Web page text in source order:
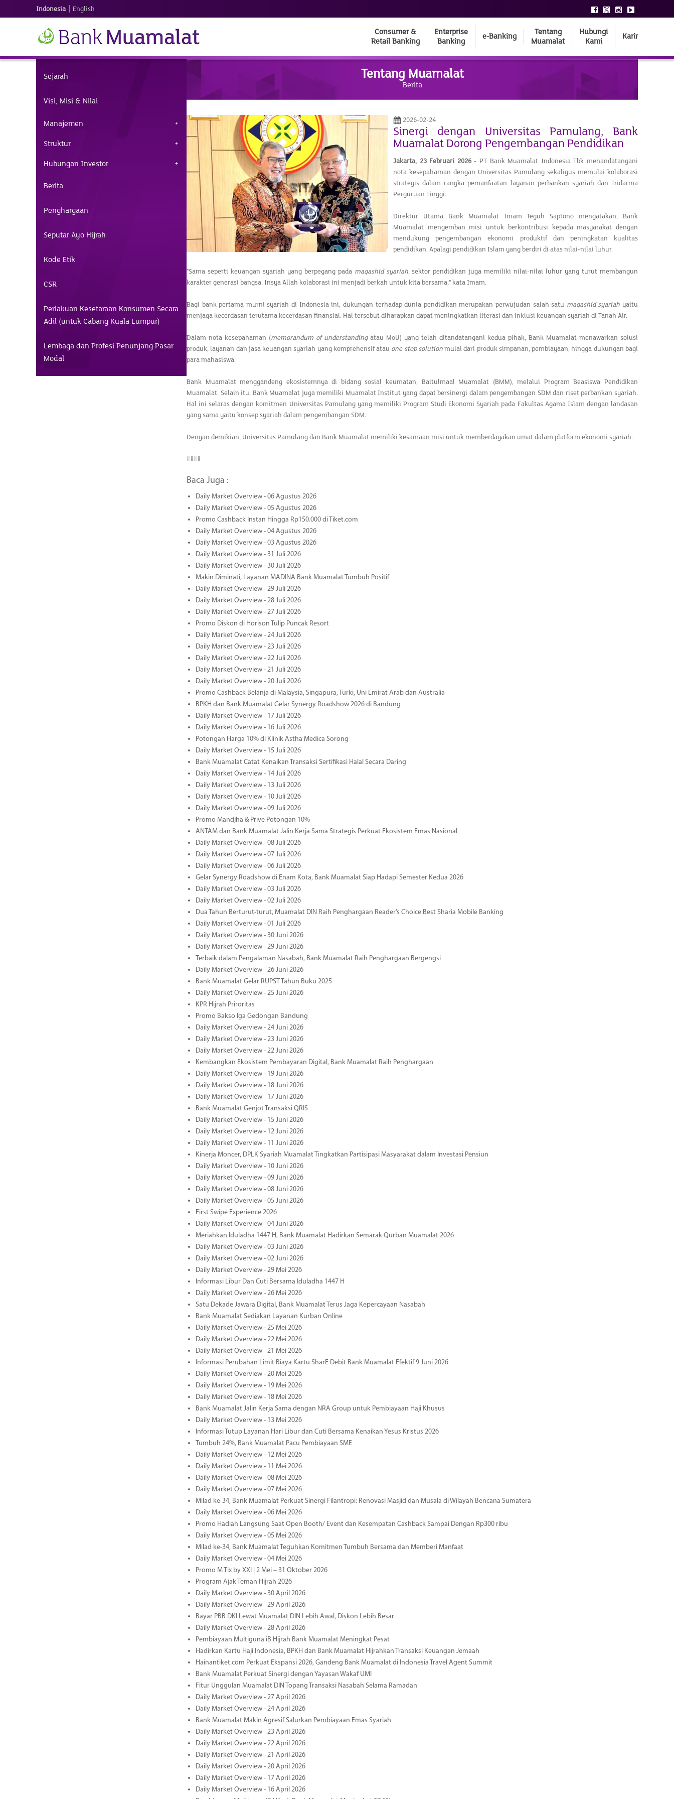
Indonesia | English
Consumer &
Retail Banking
Enterprise
Banking
e-Banking
Tentang
Muamalat
Hubungi
Kami
Karir
Sejarah
Visi, Misi & Nilai
Manajemen
Struktur
Hubungan Investor
Berita
Penghargaan
Seputar Ayo Hijrah
Kode Etik
CSR
Perlakuan Kesetaraan Konsumen Secara
Adil (untuk Cabang Kuala Lumpur)
Lembaga dan Profesi Penunjang Pasar
Modal
Tentang Muamalat
Berita
2026-02-24
Sinergi dengan Universitas Pamulang, Bank
Muamalat Dorong Pengembangan Pendidikan
Jakarta, 23 Februari 2026- PT Bank Muamalat Indonesia Tbk menandatangani
nota kesepahaman dengan Universitas Pamulang sekaligus memulai kolaborasi
strategis dalam rangka pemanfaatan layanan perbankan syariah dan Tridarma
Perguruan Tinggi.
Direktur Utama Bank Muamalat Imam Teguh Saptono mengatakan, Bank
Muamalat mengemban misi untuk berkontribusi kepada masyarakat dengan
mendukung pengembangan ekonomi produktif dan peningkatan kualitas
pendidikan. Apalagi pendidikan Islam yang berdiri di atas nilai-nilai luhur.
"Sama seperti keuangan syariah yang berpegang pada maqashid syariah, sektor pendidikan juga memiliki nilai-nilai luhur yang turut membangun
karakter generasi bangsa. Insya Allah kolaborasi ini menjadi berkah untuk kita bersama," kata Imam.
Bagi bank pertama murni syariah di Indonesia ini, dukungan terhadap dunia pendidikan merupakan perwujudan salah satu maqashid syariah yaitu
menjaga kecerdasan terutama kecerdasan finansial. Hal tersebut diharapkan dapat meningkatkan literasi dan inklusi keuangan syariah di Tanah Air.
Dalam nota kesepahaman (memorandum of understandingatau MoU) yang telah ditandatangani kedua pihak, Bank Muamalat menawarkan solusi
produk, layanan dan jasa keuangan syariah yang komprehensif atau one stop solutionmulai dari produk simpanan, pembiayaan, hingga dukungan bagi
para mahasiswa.
Bank Muamalat menggandeng ekosistemnya di bidang sosial keumatan, Baitulmaal Muamalat (BMM), melalui Program Beasiswa Pendidikan
Muamalat. Selain itu, Bank Muamalat juga memiliki Muamalat Institut yang dapat bersinergi dalam pengembangan SDM dan riset perbankan syariah.
Hal ini selaras dengan komitmen Universitas Pamulang yang memiliki Program Studi Ekonomi Syariah pada Fakultas Agama Islam dengan landasan
yang sama yaitu konsep syariah dalam pengembangan SDM.
Dengan demikian, Universitas Pamulang dan Bank Muamalat memiliki kesamaan misi untuk memberdayakan umat dalam platform ekonomi syariah.
####
Baca Juga :
Daily Market Overview - 06 Agustus 2026
Daily Market Overview - 05 Agustus 2026
Promo Cashback Instan Hingga Rp150.000 di Tiket.com
Daily Market Overview - 04 Agustus 2026
Daily Market Overview - 03 Agustus 2026
Daily Market Overview - 31 Juli 2026
Daily Market Overview - 30 Juli 2026
Makin Diminati, Layanan MADINA Bank Muamalat Tumbuh Positif
Daily Market Overview - 29 Juli 2026
Daily Market Overview - 28 Juli 2026
Daily Market Overview - 27 Juli 2026
Promo Diskon di Horison Tulip Puncak Resort
Daily Market Overview - 24 Juli 2026
Daily Market Overview - 23 Juli 2026
Daily Market Overview - 22 Juli 2026
Daily Market Overview - 21 Juli 2026
Daily Market Overview - 20 Juli 2026
Promo Cashback Belanja di Malaysia, Singapura, Turki, Uni Emirat Arab dan Australia
BPKH dan Bank Muamalat Gelar Synergy Roadshow 2026 di Bandung
Daily Market Overview - 17 Juli 2026
Daily Market Overview - 16 Juli 2026
Potongan Harga 10% di Klinik Astha Medica Sorong
Daily Market Overview - 15 Juli 2026
Bank Muamalat Catat Kenaikan Transaksi Sertifikasi Halal Secara Daring
Daily Market Overview - 14 Juli 2026
Daily Market Overview - 13 Juli 2026
Daily Market Overview - 10 Juli 2026
Daily Market Overview - 09 Juli 2026
Promo Mandjha & Prive Potongan 10%
ANTAM dan Bank Muamalat Jalin Kerja Sama Strategis Perkuat Ekosistem Emas Nasional
Daily Market Overview - 08 Juli 2026
Daily Market Overview - 07 Juli 2026
Daily Market Overview - 06 Juli 2026
Gelar Synergy Roadshow di Enam Kota, Bank Muamalat Siap Hadapi Semester Kedua 2026
Daily Market Overview - 03 Juli 2026
Daily Market Overview - 02 Juli 2026
Dua Tahun Berturut-turut, Muamalat DIN Raih Penghargaan Reader’s Choice Best Sharia Mobile Banking
Daily Market Overview - 01 Juli 2026
Daily Market Overview - 30 Juni 2026
Daily Market Overview - 29 Juni 2026
Terbaik dalam Pengalaman Nasabah, Bank Muamalat Raih Penghargaan Bergengsi
Daily Market Overview - 26 Juni 2026
Bank Muamalat Gelar RUPST Tahun Buku 2025
Daily Market Overview - 25 Juni 2026
KPR Hijrah Priroritas
Promo Bakso Iga Gedongan Bandung
Daily Market Overview - 24 Juni 2026
Daily Market Overview - 23 Juni 2026
Daily Market Overview - 22 Juni 2026
Kembangkan Ekosistem Pembayaran Digital, Bank Muamalat Raih Penghargaan
Daily Market Overview - 19 Juni 2026
Daily Market Overview - 18 Juni 2026
Daily Market Overview - 17 Juni 2026
Bank Muamalat Genjot Transaksi QRIS
Daily Market Overview - 15 Juni 2026
Daily Market Overview - 12 Juni 2026
Daily Market Overview - 11 Juni 2026
Kinerja Moncer, DPLK Syariah Muamalat Tingkatkan Partisipasi Masyarakat dalam Investasi Pensiun
Daily Market Overview - 10 Juni 2026
Daily Market Overview - 09 Juni 2026
Daily Market Overview - 08 Juni 2026
Daily Market Overview - 05 Juni 2026
First Swipe Experience 2026
Daily Market Overview - 04 Juni 2026
Meriahkan Iduladha 1447 H, Bank Muamalat Hadirkan Semarak Qurban Muamalat 2026
Daily Market Overview - 03 Juni 2026
Daily Market Overview - 02 Juni 2026
Daily Market Overview - 29 Mei 2026
Informasi Libur Dan Cuti Bersama Iduladha 1447 H
Daily Market Overview - 26 Mei 2026
Satu Dekade Jawara Digital, Bank Muamalat Terus Jaga Kepercayaan Nasabah
Bank Muamalat Sediakan Layanan Kurban Online
Daily Market Overview - 25 Mei 2026
Daily Market Overview - 22 Mei 2026
Daily Market Overview - 21 Mei 2026
Informasi Perubahan Limit Biaya Kartu SharE Debit Bank Muamalat Efektif 9 Juni 2026
Daily Market Overview - 20 Mei 2026
Daily Market Overview - 19 Mei 2026
Daily Market Overview - 18 Mei 2026
Bank Muamalat Jalin Kerja Sama dengan NRA Group untuk Pembiayaan Haji Khusus
Daily Market Overview - 13 Mei 2026
Informasi Tutup Layanan Hari Libur dan Cuti Bersama Kenaikan Yesus Kristus 2026
Tumbuh 24%, Bank Muamalat Pacu Pembiayaan SME
Daily Market Overview - 12 Mei 2026
Daily Market Overview - 11 Mei 2026
Daily Market Overview - 08 Mei 2026
Daily Market Overview - 07 Mei 2026
Milad ke-34, Bank Muamalat Perkuat Sinergi Filantropi: Renovasi Masjid dan Musala di Wilayah Bencana Sumatera
Daily Market Overview - 06 Mei 2026
Promo Hadiah Langsung Saat Open Booth/ Event dan Kesempatan Cashback Sampai Dengan Rp300 ribu
Daily Market Overview - 05 Mei 2026
Milad ke-34, Bank Muamalat Teguhkan Komitmen Tumbuh Bersama dan Memberi Manfaat
Daily Market Overview - 04 Mei 2026
Promo M Tix by XXI | 2 Mei – 31 Oktober 2026
Program Ajak Teman Hijrah 2026
Daily Market Overview - 30 April 2026
Daily Market Overview - 29 April 2026
Bayar PBB DKI Lewat Muamalat DIN Lebih Awal, Diskon Lebih Besar
Daily Market Overview - 28 April 2026
Pembiayaan Multiguna iB Hijrah Bank Muamalat Meningkat Pesat
Hadirkan Kartu Haji Indonesia, BPKH dan Bank Muamalat Hijrahkan Transaksi Keuangan Jemaah
Hainantiket.com Perkuat Ekspansi 2026, Gandeng Bank Muamalat di Indonesia Travel Agent Summit
Bank Muamalat Perkuat Sinergi dengan Yayasan Wakaf UMI
Fitur Unggulan Muamalat DIN Topang Transaksi Nasabah Selama Ramadan
Daily Market Overview - 27 April 2026
Daily Market Overview - 24 April 2026
Bank Muamalat Makin Agresif Salurkan Pembiayaan Emas Syariah
Daily Market Overview - 23 April 2026
Daily Market Overview - 22 April 2026
Daily Market Overview - 21 April 2026
Daily Market Overview - 20 April 2026
Daily Market Overview - 17 April 2026
Daily Market Overview - 16 April 2026